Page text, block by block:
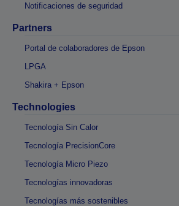
Notificaciones de seguridad
Partners
Portal de colaboradores de Epson
LPGA
Shakira + Epson
Technologies
Tecnología Sin Calor
Tecnología PrecisionCore
Tecnología Micro Piezo
Tecnologías innovadoras
Tecnologías más sostenibles